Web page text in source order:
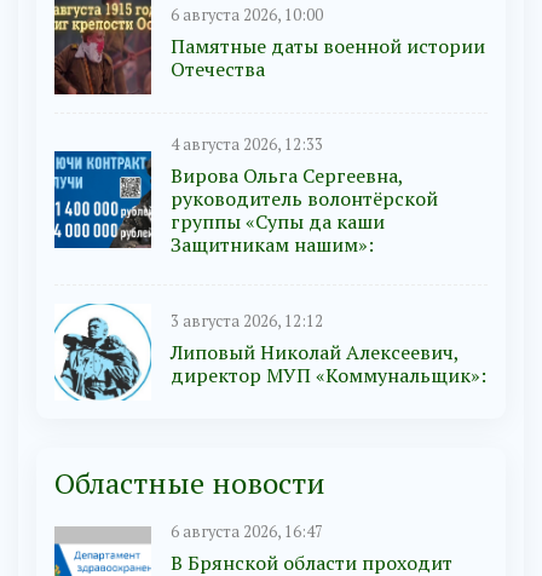
6 августа 2026, 10:00
Памятные даты военной истории
Отечества
4 августа 2026, 12:33
Вирова Ольга Сергеевна,
руководитель волонтёрской
группы «Супы да каши
Защитникам нашим»:
3 августа 2026, 12:12
Липовый Николай Алексеевич,
директор МУП «Коммунальщик»:
Областные новости
6 августа 2026, 16:47
В Брянской области проходит